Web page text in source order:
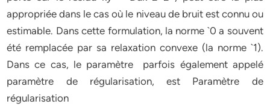
appropriée dans le cas où le niveau de bruit est connu ou
estimable. Dans cette formulation, la norme `0 a souvent
été remplacée par sa relaxation convexe (la norme `1).
Dans ce cas, le paramètre parfois également appelé
paramètre de régularisation, est Paramètre de
régularisation